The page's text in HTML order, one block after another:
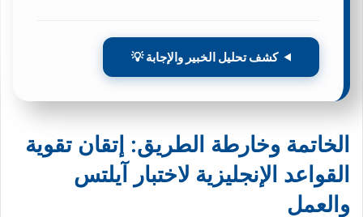
كشف تحليل الخبير والإجابة 💡
الخاتمة وخارطة الطريق: إتقان تقوية
القواعد الإنجليزية لاختبار آيلتس
والعمل